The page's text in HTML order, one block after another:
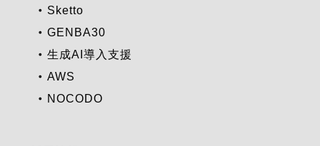
Sketto
GENBA30
生成AI導入支援
AWS
NOCODO